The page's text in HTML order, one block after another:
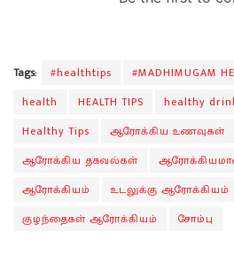
Tags: #healthtips #MADHIMUGAM
health
HEALTH TIPS healthy
Healthy Tips
ஆரோக்கிய உணவுகள்
ஆரோக்கிய தகவல்கள்
ஆரோக்கியம்
உடலுக்கு ஆரோக்கியம்
குழந்தைகள் ஆரோக்கியம்
சோம்பு